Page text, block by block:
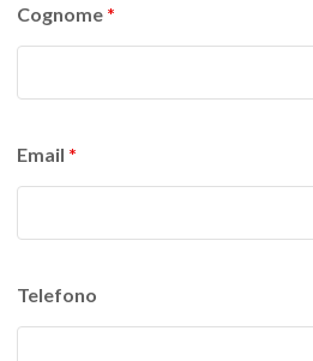
Cognome *
Email *
Telefono